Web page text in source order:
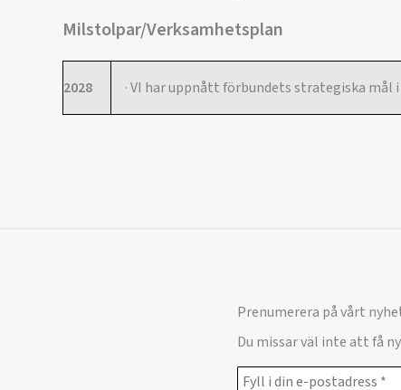
Milstolpar/Verksamhetsplan
2028 · VI har uppnått förbundets strategiska mål
Prenumerera på vårt
Du missar väl inte att få